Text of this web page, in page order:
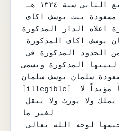
المؤرخ في ٢٥ ربيع الثاني سنة ١٣٢٤ هـ
المتضمن وقف مسعودة بنت يوسف اكاف
اعلاه الدار المذكورة
اعلاه التي هي ضمن الحدود المذكورة في
المذكورة وتسمى
سلمان يوسف سلمان
⟦illegible⟧ وقفاً صحيحاً شرعياً مؤبداً لا
يباع ولا يرهن ولا يملك ولا يورث ولا ينقل
لغير ما
سمي له من وقفها وحبسها لوجه الله تعالى